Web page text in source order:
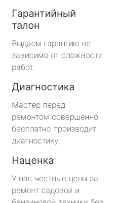
Гарантийный
талон
Выдаем гарантию не
зависимо от сложности
работ.
Диагностика
Мастер перед
ремонтом совершенно
бесплатно производит
диагностику.
Наценка
У нас честные цены за
ремонт садовой и